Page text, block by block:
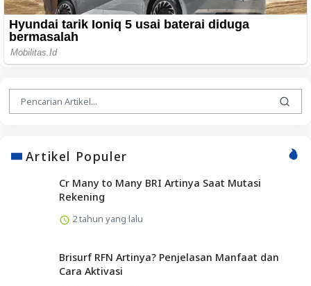
Artikel Populer
Cr Many to Many BRI Artinya Saat Mutasi
Rekening
2 tahun yang lalu
Brisurf RFN Artinya? Penjelasan Manfaat dan
Cara Aktivasi